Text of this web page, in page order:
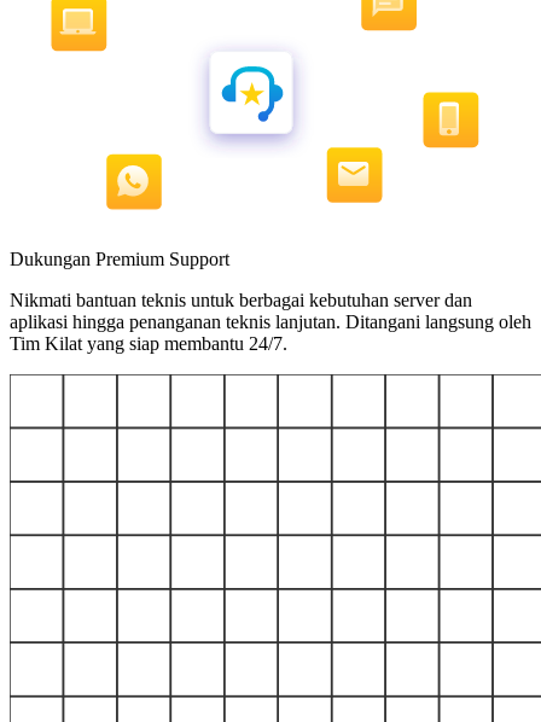
Dukungan Premium Support
Nikmati bantuan teknis untuk berbagai kebutuhan server dan
aplikasi hingga penanganan teknis lanjutan. Ditangani langsung oleh
Tim Kilat yang siap membantu 24/7.